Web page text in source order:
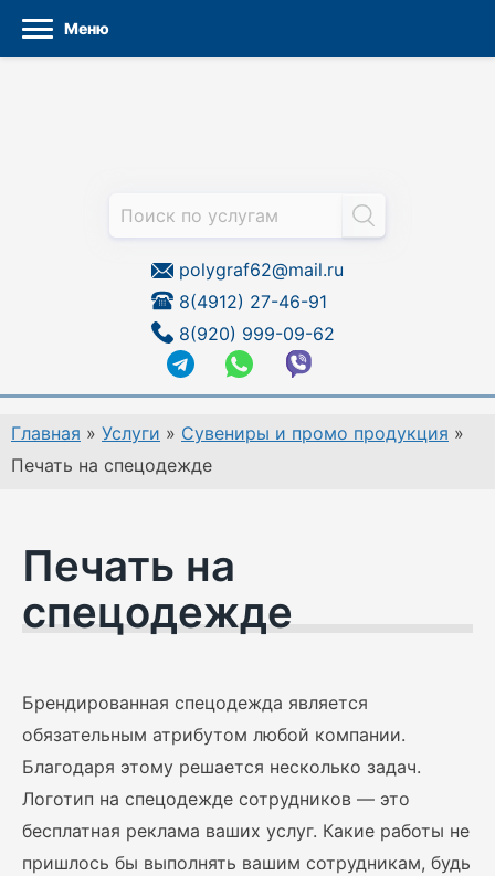
polygraf62@mail.ru
8(4912) 27-46-91
8(920) 999-09-62
Меню
Главная » Услуги » Сувениры и промо продукция »
Печать на спецодежде
Печать на
спецодежде
Брендированная спецодежда является
обязательным атрибутом любой компании.
Благодаря этому решается несколько задач.
Логотип на спецодежде сотрудников — это
бесплатная реклама ваших услуг. Какие работы не
пришлось бы выполнять вашим сотрудникам, будь